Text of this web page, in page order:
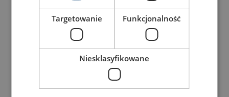
Silberkette, Güteklasse 8
strängige Anschlagmittel,
Produkt anzeigen
Targetowanie Funkcjonalność
Niesklasyfikowane